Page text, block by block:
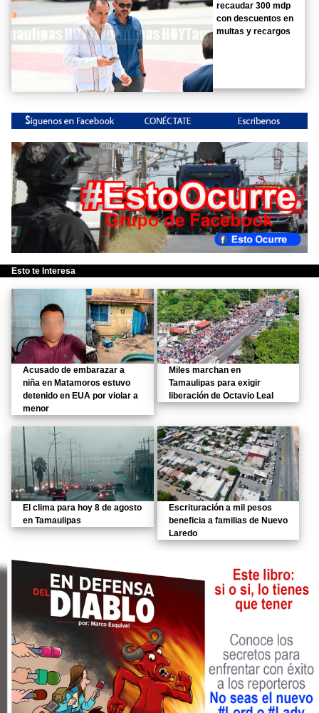
recaudar 300 mdp
con descuentos en
multas y recargos
Esto te Interesa
Acusado de embarazar a
niña en Matamoros estuvo
detenido en EUA por violar a
menor
Miles marchan en
Tamaulipas para exigir
liberación de Octavio Leal
El clima para hoy 8 de agosto
en Tamaulipas
Escrituración a mil pesos
beneficia a familias de Nuevo
Laredo